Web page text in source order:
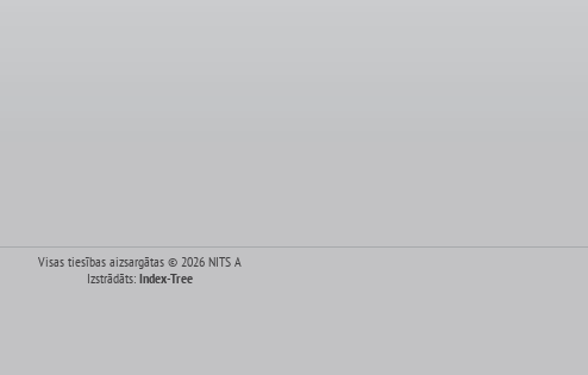
Visas tiesības aizsargātas © 2026 NITS A
Izstrādāts: Index-Tree